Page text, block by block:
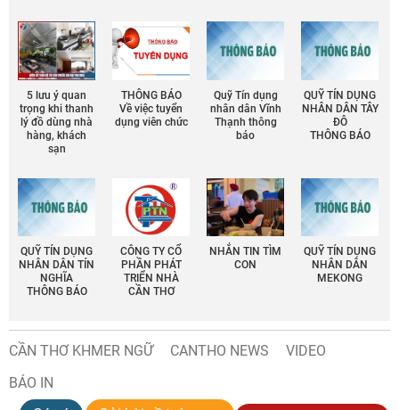
5 lưu ý quan
trọng khi thanh
lý đồ dùng nhà
hàng, khách
sạn
THÔNG BÁO
Về việc tuyển
dụng viên chức
Quỹ Tín dụng
nhân dân Vĩnh
Thạnh thông
báo
QUỸ TÍN DỤNG
NHÂN DÂN TÂY
ĐÔ
THÔNG BÁO
QUỸ TÍN DỤNG
NHÂN DÂN TÍN
NGHĨA
THÔNG BÁO
CÔNG TY CỔ
PHẦN PHÁT
TRIỂN NHÀ
CẦN THƠ
NHẮN TIN TÌM
CON
QUỸ TÍN DỤNG
NHÂN DÂN
MEKONG
CẦN THƠ KHMER NGỮ CANTHO NEWS
VIDEO
BÁO IN